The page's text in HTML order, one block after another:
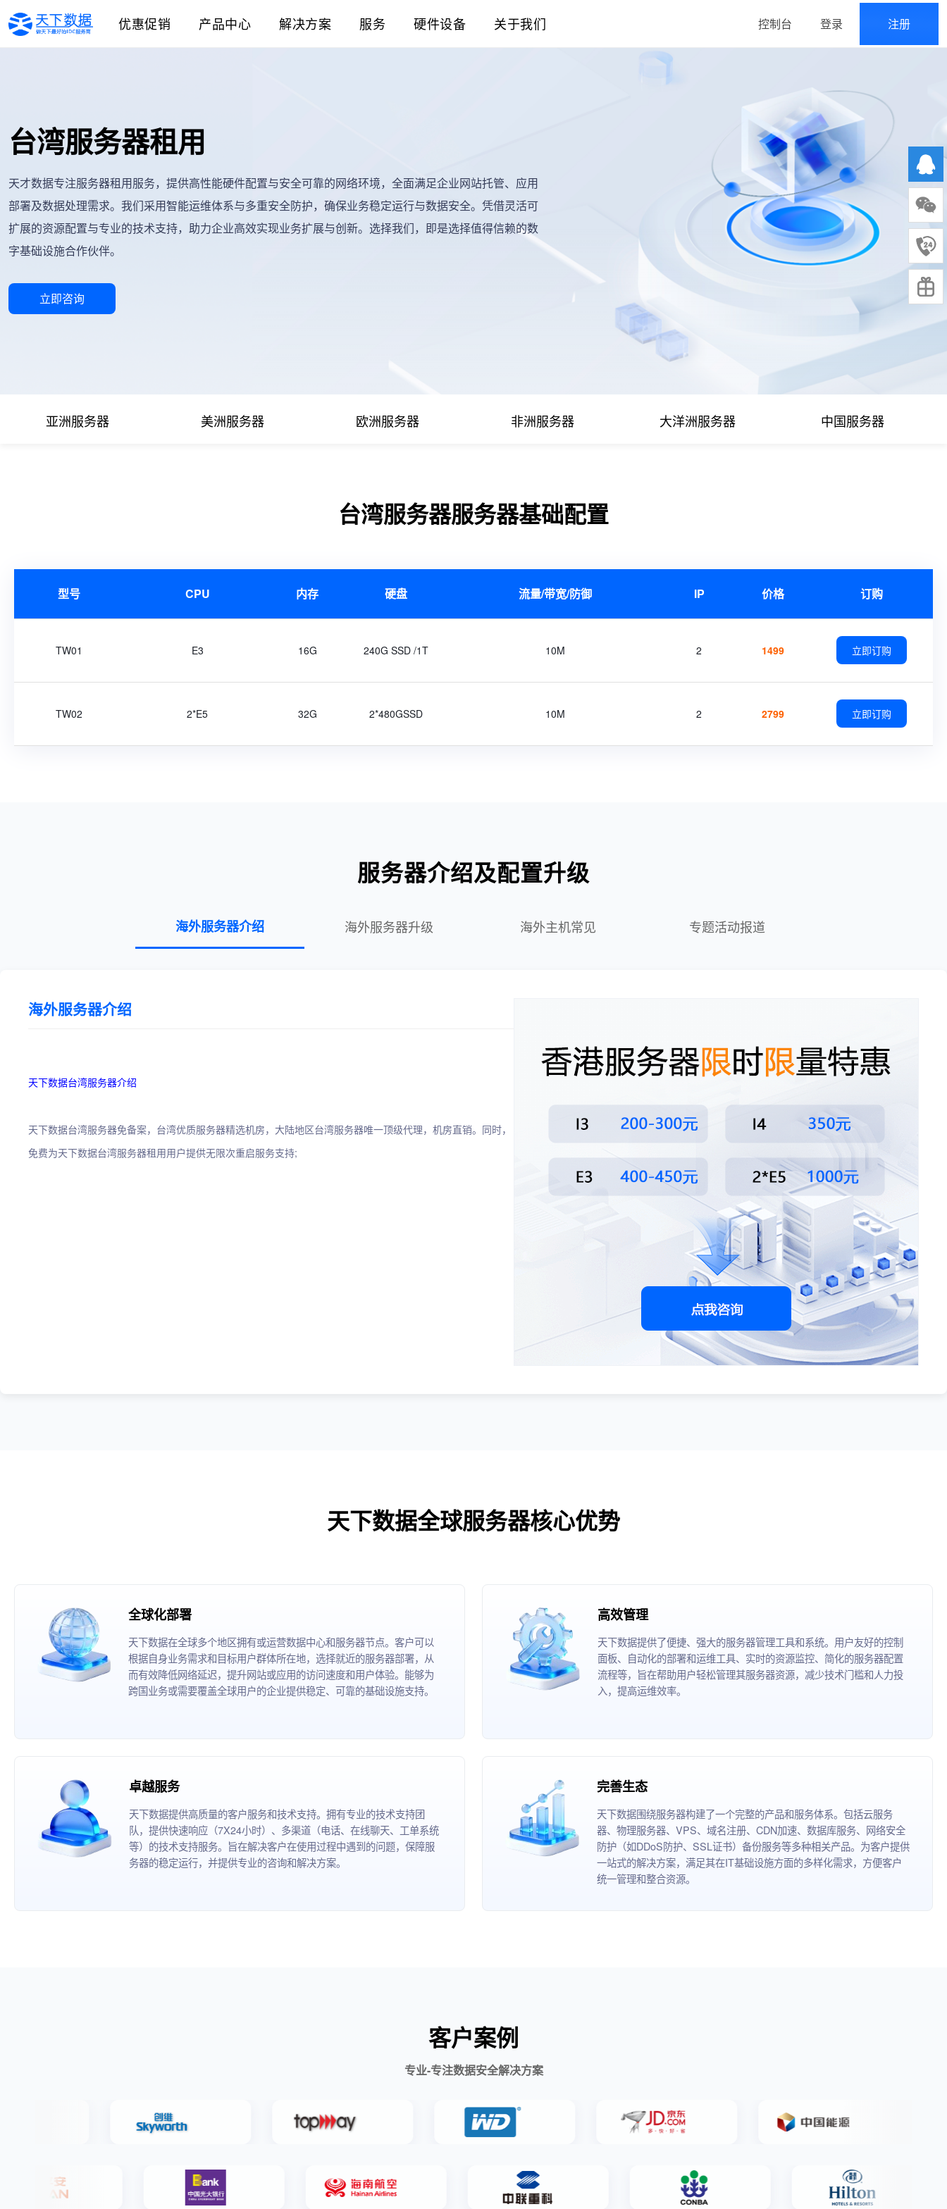
优惠促销 产品中心 解决方案 服务 硬件设备 关于我们 控制台 登录 注册
台湾服务器租用
天才数据专注服务器租用服务，提供高性能硬件配置与安全可靠的网络环境，全面满足企业网站托管、应用
部署及数据处理需求。我们采用智能运维体系与多重安全防护，确保业务稳定运行与数据安全。凭借灵活可
扩展的资源配置与专业的技术支持，助力企业高效实现业务扩展与创新。选择我们，即是选择值得信赖的数
字基础设施合作伙伴。
立即咨询
亚洲服务器 美洲服务器 欧洲服务器 非洲服务器 大洋洲服务器 中国服务器
台湾服务器服务器基础配置
型号 CPU 内存 硬盘 流量/带宽/防御 IP 价格 订购
TW01 E3 16G 240G SSD /1T 10M 2 1499 立即订购
TW02 2*E5 32G 2*480GSSD 10M 2 2799 立即订购
服务器介绍及配置升级
海外服务器介绍 海外服务器升级 海外主机常见 专题活动报道
海外服务器介绍
天下数据台湾服务器介绍
天下数据台湾服务器免备案，台湾优质服务器精选机房，大陆地区台湾服务器唯一顶级代理，机房直销。同时，
免费为天下数据台湾服务器租用用户提供无限次重启服务支持;
天下数据全球服务器核心优势
全球化部署
天下数据在全球多个地区拥有或运营数据中心和服务器节点。客户可以
根据自身业务需求和目标用户群体所在地，选择就近的服务器部署，从
而有效降低网络延迟，提升网站或应用的访问速度和用户体验。能够为
跨国业务或需要覆盖全球用户的企业提供稳定、可靠的基础设施支持。
高效管理
天下数据提供了便捷、强大的服务器管理工具和系统。用户友好的控制
面板、自动化的部署和运维工具、实时的资源监控、简化的服务器配置
流程等，旨在帮助用户轻松管理其服务器资源，减少技术门槛和人力投
入，提高运维效率。
卓越服务
天下数据提供高质量的客户服务和技术支持。拥有专业的技术支持团
队，提供快速响应（7X24小时）、多渠道（电话、在线聊天、工单系统
等）的技术支持服务。旨在解决客户在使用过程中遇到的问题，保障服
务器的稳定运行，并提供专业的咨询和解决方案。
完善生态
天下数据围绕服务器构建了一个完整的产品和服务体系。包括云服务
器、物理服务器、VPS、域名注册、CDN加速、数据库服务、网络安全
防护（如DDoS防护、SSL证书）备份服务等多种相关产品。为客户提供
一站式的解决方案，满足其在IT基础设施方面的多样化需求，方便客户
统一管理和整合资源。
客户案例
专业-专注数据安全解决方案